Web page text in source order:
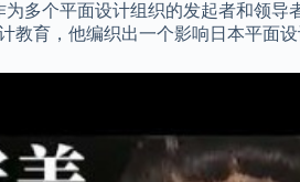
多个平面设计组织的发起者和领
育，他编织出一个影响日本平面